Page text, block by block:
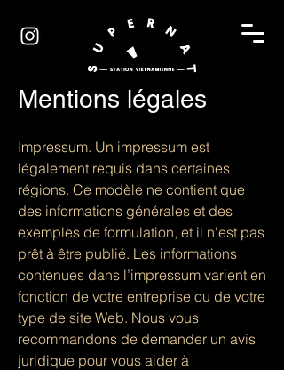
Mentions légales
Impressum. Un impressum est
légalement requis dans certaines
régions. Ce modèle ne contient que
des informations générales et des
exemples de formulation, et il n'est pas
prêt à être publié. Les informations
contenues dans l’impressum varient en
fonction de votre entreprise ou de votre
type de site Web. Nous vous
recommandons de demander un avis
juridique pour vous aider à